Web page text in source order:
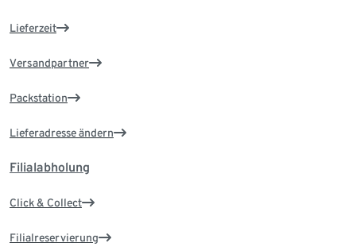
Lieferzeit
Versandpartner
Packstation
Lieferadresse ändern
Filialabholung
Click & Collect
Filialreservierung